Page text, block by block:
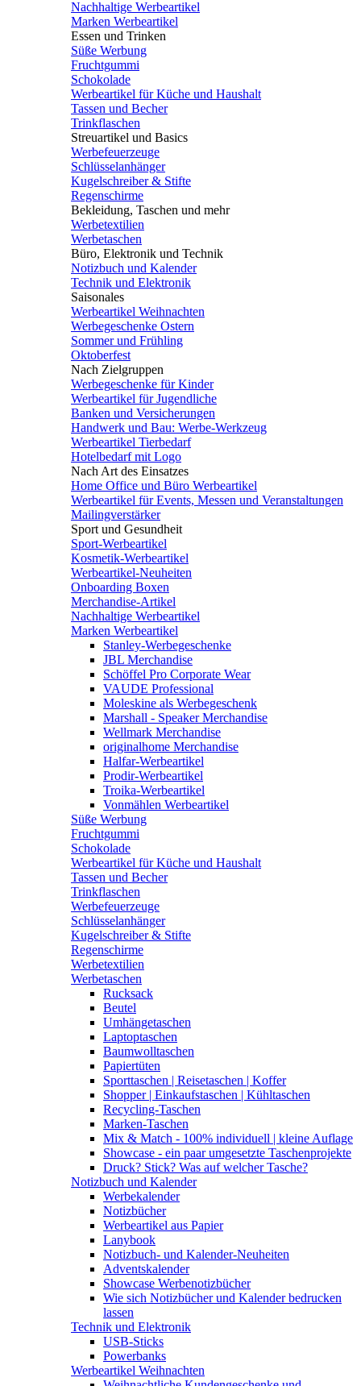
Nachhaltige Werbeartikel
Marken Werbeartikel
Essen und Trinken
Süße Werbung
Fruchtgummi
Schokolade
Werbeartikel für Küche und Haushalt
Tassen und Becher
Trinkflaschen
Streuartikel und Basics
Werbefeuerzeuge
Schlüsselanhänger
Kugelschreiber & Stifte
Regenschirme
Bekleidung, Taschen und mehr
Werbetextilien
Werbetaschen
Büro, Elektronik und Technik
Notizbuch und Kalender
Technik und Elektronik
Saisonales
Werbeartikel Weihnachten
Werbegeschenke Ostern
Sommer und Frühling
Oktoberfest
Nach Zielgruppen
Werbegeschenke für Kinder
Werbeartikel für Jugendliche
Banken und Versicherungen
Handwerk und Bau: Werbe-Werkzeug
Werbeartikel Tierbedarf
Hotelbedarf mit Logo
Nach Art des Einsatzes
Home Office und Büro Werbeartikel
Werbeartikel für Events, Messen und Veranstaltungen
Mailingverstärker
Sport und Gesundheit
Sport-Werbeartikel
Kosmetik-Werbeartikel
Werbeartikel-Neuheiten
Onboarding Boxen
Merchandise-Artikel
Nachhaltige Werbeartikel
Marken Werbeartikel
Stanley-Werbegeschenke
JBL Merchandise
Schöffel Pro Corporate Wear
VAUDE Professional
Moleskine als Werbegeschenk
Marshall - Speaker Merchandise
Wellmark Merchandise
originalhome Merchandise
Halfar-Werbeartikel
Prodir-Werbeartikel
Troika-Werbeartikel
Vonmählen Werbeartikel
Süße Werbung
Fruchtgummi
Schokolade
Werbeartikel für Küche und Haushalt
Tassen und Becher
Trinkflaschen
Werbefeuerzeuge
Schlüsselanhänger
Kugelschreiber & Stifte
Regenschirme
Werbetextilien
Werbetaschen
Rucksack
Beutel
Umhängetaschen
Laptoptaschen
Baumwolltaschen
Papiertüten
Sporttaschen | Reisetaschen | Koffer
Shopper | Einkaufstaschen | Kühltaschen
Recycling-Taschen
Marken-Taschen
Mix & Match - 100% individuell | kleine Auflage
Showcase - ein paar umgesetzte Taschenprojekte
Druck? Stick? Was auf welcher Tasche?
Notizbuch und Kalender
Werbekalender
Notizbücher
Werbeartikel aus Papier
Lanybook
Notizbuch- und Kalender-Neuheiten
Adventskalender
Showcase Werbenotizbücher
Wie sich Notizbücher und Kalender bedrucken
lassen
Technik und Elektronik
USB-Sticks
Powerbanks
Werbeartikel Weihnachten